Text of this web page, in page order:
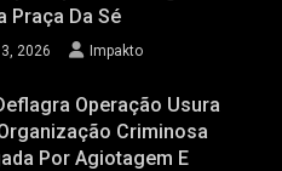
Praça Da Sé
2026 Impakto
Operação Usura
Criminosa
Por Agiotagem E